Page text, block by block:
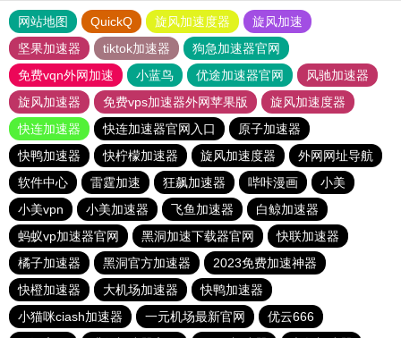
网站地图 QuickQ 旋风加速度器
旋风加速
坚果加速器
tiktok加速器
狗急加速器官网
免费vqn外网加速
小蓝鸟 优途加速器官网
风驰加速器
旋风加速器
免费vps加速器外网苹果版
旋风加速度器
快连加速器
快连加速器官网入口
原子加速器
快鸭加速器
快柠檬加速器 旋风加速度器
外网网址导航
软件中心
雷霆加速 狂飙加速器 哔咔漫画
小美
小美vpn
小美加速器 飞鱼加速器
白鲸加速器
蚂蚁vp加速器官网
黑洞加速下载器官网
快联加速器
橘子加速器
黑洞官方加速器
2023免费加速神器
快橙加速器
大机场加速器
快鸭加速器
小猫咪ciash加速器
一元机场最新官网
优云666